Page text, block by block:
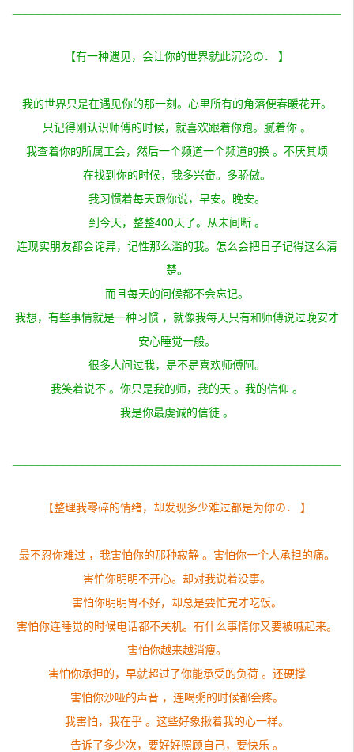
【有一种遇见，会让你的世界就此沉沦の． 】
我的世界只是在遇见你的那一刻。心里所有的角落便春暖花开。
只记得刚认识师傅的时候，就喜欢跟着你跑。腻着你 。
我查着你的所属工会，然后一个频道一个频道的换 。不厌其烦
在找到你的时候，我多兴奋。多骄傲。
我习惯着每天跟你说，早安。晚安。
到今天，整整400天了。从未间断 。
连现实朋友都会诧异，记性那么滥的我。怎么会把日子记得这么清
楚。
而且每天的问候都不会忘记。
我想，有些事情就是一种习惯 ，就像我每天只有和师傅说过晚安才
安心睡觉一般。
很多人问过我，是不是喜欢师傅阿。
我笑着说不 。你只是我的师，我的天 。我的信仰 。
我是你最虔诚的信徒 。
【整理我零碎的情绪，却发现多少难过都是为你の． 】
最不忍你难过 ，我害怕你的那种寂静 。害怕你一个人承担的痛。
害怕你明明不开心。却对我说着没事。
害怕你明明胃不好，却总是要忙完才吃饭。
害怕你连睡觉的时候电话都不关机。有什么事情你又要被喊起来。
害怕你越来越消瘦。
害怕你承担的，早就超过了你能承受的负荷 。还硬撑
害怕你沙哑的声音 ，连喝粥的时候都会疼。
我害怕，我在乎 。这些好象揪着我的心一样。
告诉了多少次，要好好照顾自己，要快乐 。